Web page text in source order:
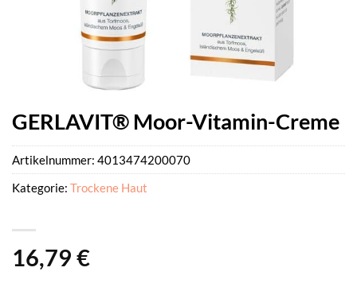
GERLAVIT® Moor-Vitamin-Creme
16,79 €
Artikelnummer: 4013474200070
Kategorie: Trockene Haut